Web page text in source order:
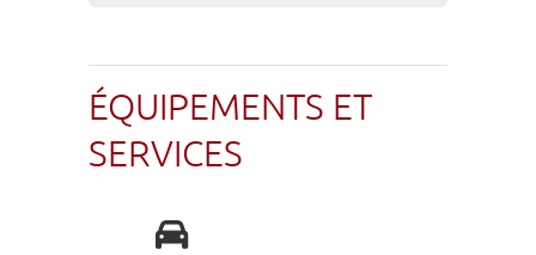
ÉQUIPEMENTS ET
SERVICES